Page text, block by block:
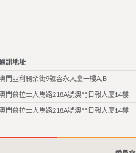
訊地址
門亞利鴉架街9號容永大廈一樓A,B
門慕拉士大馬路218A號澳門日報大廈14樓
門慕拉士大馬路218A號澳門日報大廈14樓